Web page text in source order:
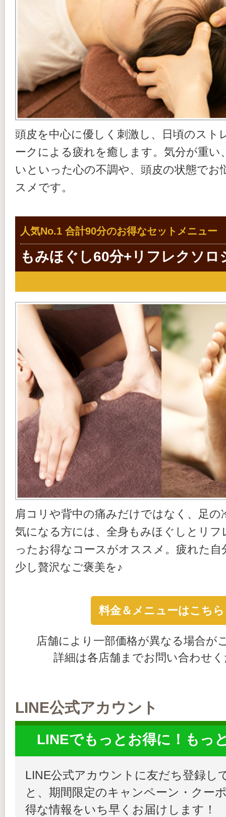
頭皮を中心に優しく刺激し、日頃のスト
ークによる疲れを癒します。気分が重い
いといった心の不調や、頭皮の状態でお
スメです。
人気No.1 合計90分のお得なセットメニュー
もみほぐし60分+リフレクソロ
肩コリや背中の痛みだけではなく、足の
気になる方には、全身もみほぐしとリ
ったお得なコースがオススメ。疲れた
少し贅沢なご褒美を♪
料金＆メニューはこちら
店舗により一部価格が異なる場合が
詳細は各店舗までお問い合わせ
LINE公式アカウント
LINEでもっとお得に！もっ
LINE公式アカウントに友だち登録し
と、期間限定のキャンペーン・クー
得な情報をいち早くお届けします！